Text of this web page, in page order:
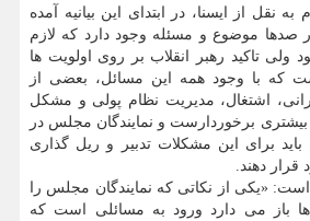
نقل از ایسنا، در ابتدای این بیانیه آمده
موضوع و مسئله وجود دارد که لازم
ولی تاکید رهبر انقلاب بر روی اولویت ها
که با وجود همه این مسائل، بعضی از
اشتغال، مدیریت نظام پولی و مشکل
برخوردارست و نمایندگان مجلس در
برای این مشکلات تدبیر و ریل گذاری
قرار دهند.
است: «یکی از نکاتی که نمایندگان مجلس را
ها باز می دارد ورود به مسائلی است که